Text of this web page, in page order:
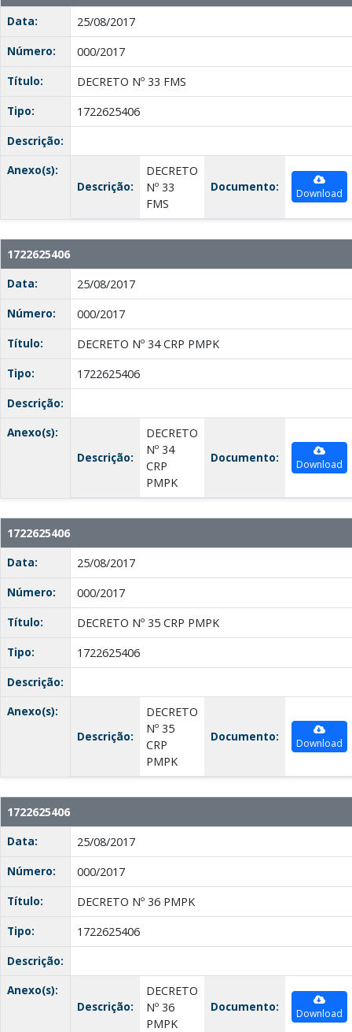
Data:
25/08/2017
Número:
000/2017
Título:
DECRETO Nº 33 FMS
Tipo:
1722625406
Descrição:
Anexo(s):
Descrição:
DECRETO
Nº 33
FMS
Documento: Download
1722625406
Data:
25/08/2017
Número:
000/2017
Título:
DECRETO Nº 34 CRP PMPK
Tipo:
1722625406
Descrição:
Anexo(s):
Descrição:
DECRETO
Nº 34
CRP
PMPK
Documento: Download
1722625406
Data:
25/08/2017
Número:
000/2017
Título:
DECRETO Nº 35 CRP PMPK
Tipo:
1722625406
Descrição:
Anexo(s):
Descrição:
DECRETO
Nº 35
CRP
PMPK
Documento: Download
1722625406
Data:
25/08/2017
Número:
000/2017
Título:
DECRETO Nº 36 PMPK
Tipo:
1722625406
Descrição:
Anexo(s):
Descrição:
DECRETO
Nº 36
PMPK
Documento: Download